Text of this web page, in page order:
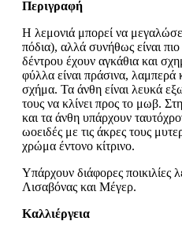
Περιγραφή
Η λεμονιά μπορεί να
πόδια), αλλά συνήθως είναι
δέντρου έχουν αγκάθια και
φύλλα είναι πράσινα, λαμπερά
σχήμα. Τα άνθη είναι λευκά
τους να κλίνει προς το μωβ.
και τα άνθη υπάρχουν
ωοειδές με τις άκρες τους
χρώμα έντονο κίτρινο.
Υπάρχουν διάφορες
Λισαβόνας και Μέγερ.
Καλλιέργεια